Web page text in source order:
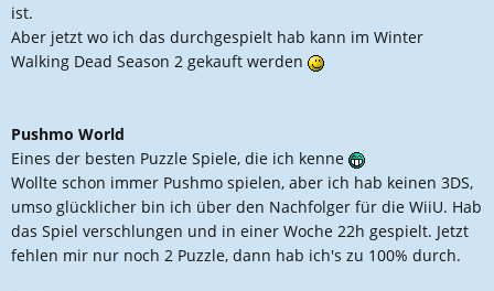
ist.
Aber jetzt wo ich das durchgespielt hab kann im Winter
Walking Dead Season 2 gekauft werden
Pushmo World
Eines der besten Puzzle Spiele, die ich kenne
Wollte schon immer Pushmo spielen, aber ich hab keinen 3DS,
umso glücklicher bin ich über den Nachfolger für die WiiU. Hab
das Spiel verschlungen und in einer Woche 22h gespielt. Jetzt
fehlen mir nur noch 2 Puzzle, dann hab ich's zu 100% durch.